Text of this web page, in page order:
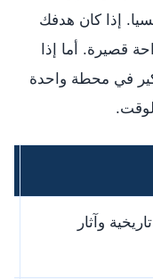
إذا كان هدفك
قصيرة. أما إذا
في محطة واحدة
وآثار